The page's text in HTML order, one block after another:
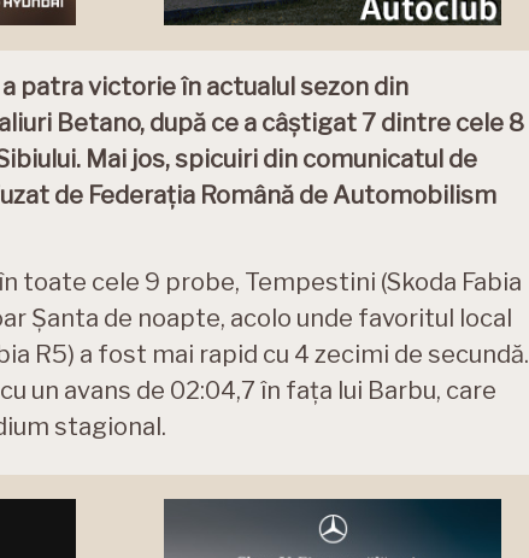
patra victorie în actualul sezon din
Betano, după ce a câștigat 7 dintre cele 8
Mai jos, spicuiri din comunicatul de
de Federația Română de Automobilism
toate cele 9 probe, Tempestini (Skoda Fabia
Șanta de noapte, acolo unde favoritul local
R5) a fost mai rapid cu 4 zecimi de secundă.
un avans de 02:04,7 în fața lui Barbu, care
stagional.